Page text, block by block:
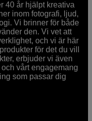
40 år hjälpt kreativa
inom fotografi, ljud,
Vi brinner för både
den. Vi vet att
och vi är här
för det du vill
erbjuder vi även
vårt engagemang
som passar dig